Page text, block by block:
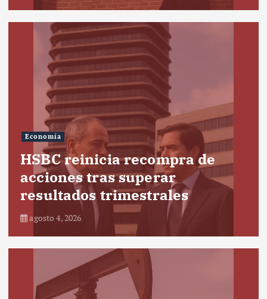
Economía
HSBC reinicia recompra de
acciones tras superar
resultados trimestrales
agosto 4, 2026